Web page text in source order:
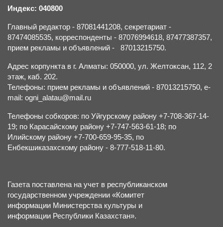
Индекс: 040800
Главный редактор - 87081441208, секретариат -
87474085535, корреспонденты - 87076994618, 87477387357,
прием рекламы и объявлений - 87013215750.
Адрес корпункта в г. Алматы: 050000, ул. Желтоксан, 112, 2
этаж, каб. 202.
Телефоны: прием рекламы и объявлений - 87013215750, e-
mail: ogni_alatau@mail.ru
Телефоны собкоров: по Уйгурскому району +7-708-367-14-
19; по Карасайскому району +7-747-563-61-18; по
Илийскому району +7-700-659-95-35, по
Енбекшиказахскому району - 8-777-518-11-80.
Газета поставлена на учет в республиканском
государственном учреждении «Комитет
информации Министерства культуры и
информации Республики Казахстан».